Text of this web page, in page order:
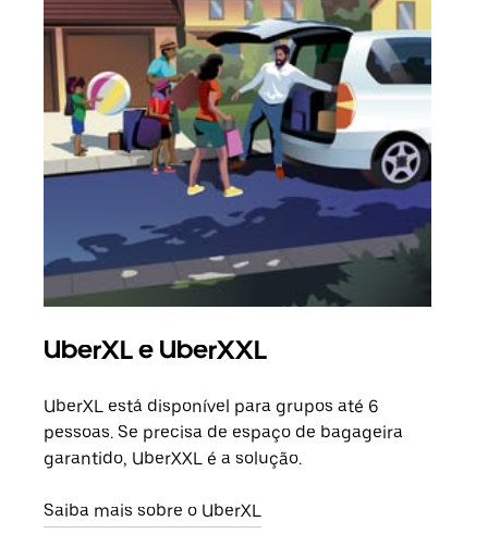
UberXL e UberXXL
UberXL está disponível para grupos até 6
pessoas. Se precisa de espaço de bagageira
garantido, UberXXL é a solução.
Saiba mais sobre o UberXL